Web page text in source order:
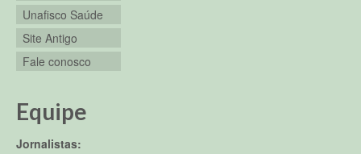
Unafisco Saúde
Site Antigo
Fale conosco
Equipe
Jornalistas: